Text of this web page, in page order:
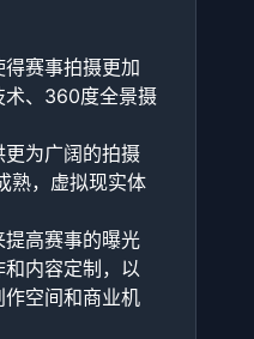
赛事拍摄更加
术、360度全景摄
为广阔的拍摄
熟，虚拟现实体
高赛事的曝光
内容定制，以
空间和商业机